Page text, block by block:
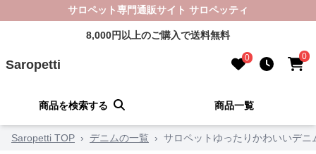
サロペット専門通販サイト サロペッティ
8,000円以上のご購入で送料無料
Saropetti 0 0
商品を検索する 商品一覧
Saropetti TOP › デニムの一覧 › サロペットゆったりかわいいデニ